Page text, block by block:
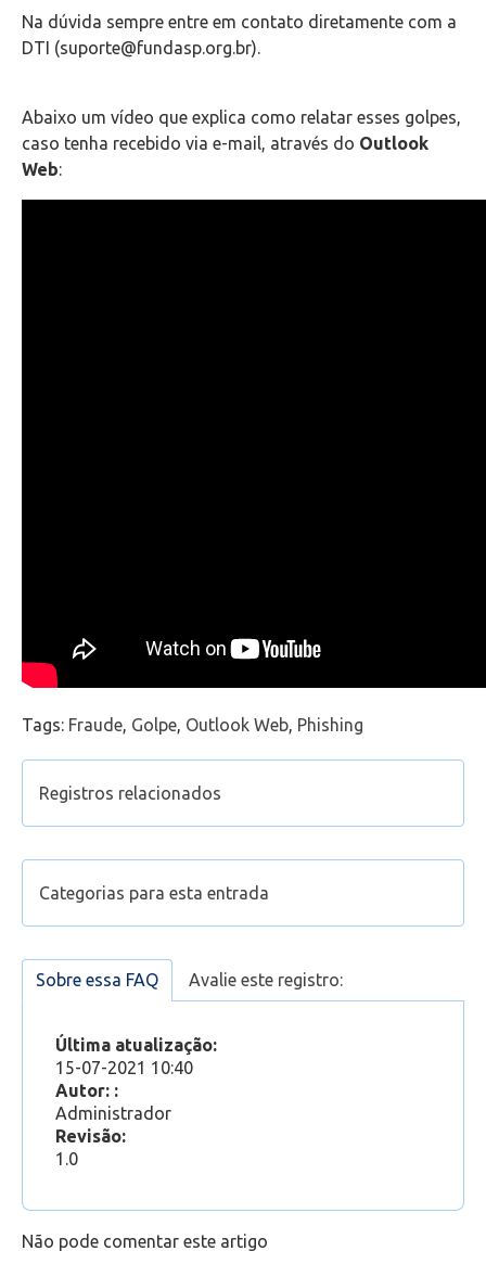
Portal de Chamados
Na dúvida sempre entre em contato diretamente com a
DTI (suporte@fundasp.org.br).
Abaixo um vídeo que explica como relatar esses golpes,
caso tenha recebido via e-mail, através do Outlook
Web:
Tags: Fraude, Golpe, Outlook Web, Phishing
Registros relacionados
2016 (e-mail @pucsp.br antigo)
Configurar conta de e-mail no Outlook do Office
Configurar leitura de e-mail no Outlook
App/Mobile (e-mail @pucsp.br antigo)
Categorias para esta entrada
Office 365»Outlook Web
Sobre essa FAQ Avalie este registro:
Última atualização:
15-07-2021 10:40
Autor: :
Administrador
Revisão:
1.0
Não pode comentar este artigo